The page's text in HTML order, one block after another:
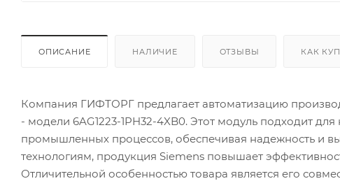
ОПИСАНИЕ НАЛИЧИЕ ОТЗЫВЫ КАК
Компания ГИФТОРГ предлагает автоматизацию
- модели 6AG1223-1PH32-4XB0. Этот модуль подходит
промышленных процессов, обеспечивая надежность и
технологиям, продукция Siemens повышает
Отличительной особенностью товара является его